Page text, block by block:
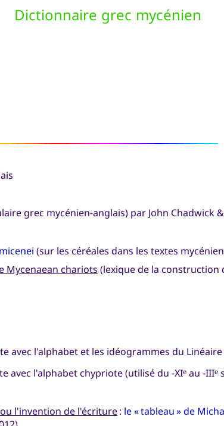
Dictionnaire grec mycénien
grec mycénien-anglais) par John Chadwick
(sur les céréales dans les textes
Mycenaean chariots (lexique de la construction
avec l'alphabet et les idéogrammes du Linéaire
avec l'alphabet chypriote (utilisé du -XIeau -IIIe
l'invention de l'écriture: le « tableau » de